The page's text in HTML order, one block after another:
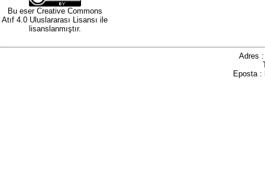
Bu eser Creative Commons
Atıf 4.0 Uluslararası Lisansı ile
lisanslanmıştır.
Adres
Eposta :